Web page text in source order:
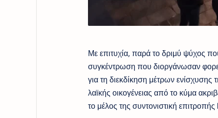
Με επιτυχία, παρά το δριμύ ψύχος
συγκέντρωση που διοργάνωσαν
για τη διεκδίκηση μέτρων ενίσχυσης
λαϊκής οικογένειας από το κύμα
το μέλος της συντονιστική επιτροπής